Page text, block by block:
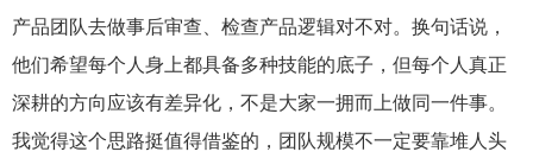
产品团队去做事后审查、检查产品逻辑对不对。换句话说，
他们希望每个人身上都具备多种技能的底子，但每个人真正
深耕的方向应该有差异化，不是大家一拥而上做同一件事。
我觉得这个思路挺值得借鉴的，团队规模不一定要靠堆人头